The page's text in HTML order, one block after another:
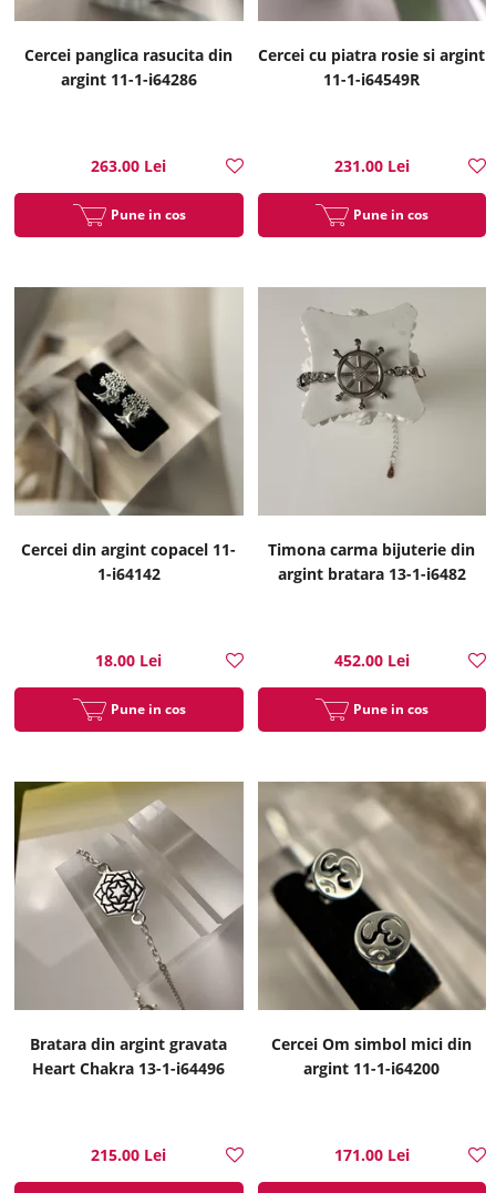
Cercei panglica rasucita din
argint 11-1-i64286
263.00 Lei
Pune in cos
Cercei cu piatra rosie si argint
11-1-i64549R
231.00 Lei
Pune in cos
Cercei din argint copacel 11-
1-i64142
18.00 Lei
Pune in cos
Timona carma bijuterie din
argint bratara 13-1-i6482
452.00 Lei
Pune in cos
Bratara din argint gravata
Heart Chakra 13-1-i64496
215.00 Lei
Cercei Om simbol mici din
argint 11-1-i64200
171.00 Lei